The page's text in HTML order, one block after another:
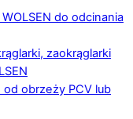
do odcinania
zaokrąglarki
od obrzeży PCV lub